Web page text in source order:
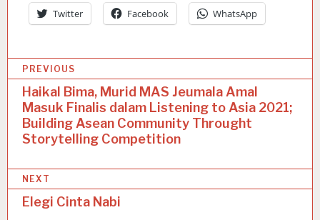
Twitter Facebook WhatsApp
o
n
a
PREVIOUS
Haikal Bima, Murid MAS Jeumala Amal
Masuk Finalis dalam Listening to Asia 2021;
Building Asean Community Throught
Storytelling Competition
NEXT
Elegi Cinta Nabi